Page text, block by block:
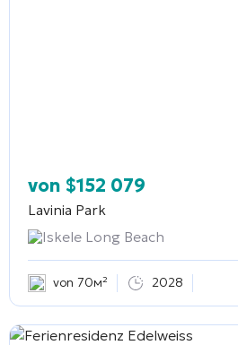
von $152 079
Lavinia Park
Iskele Long Beach
von 70м² 2028